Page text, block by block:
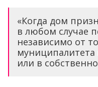
«Когда дом
в любом случае
независимо от
муниципалитета
или в